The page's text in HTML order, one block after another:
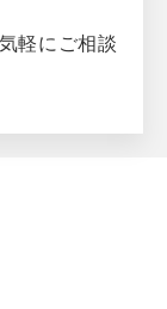
軽にご相談